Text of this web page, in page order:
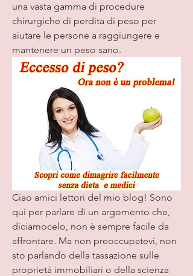
una vasta gamma di procedure
chirurgiche di perdita di peso per
aiutare le persone a raggiungere e
mantenere un peso sano.
Ciao amici lettori del mio blog! Sono
qui per parlare di un argomento che,
diciamocelo, non è sempre facile da
affrontare. Ma non preoccupatevi, non
sto parlando della tassazione sulle
proprietà immobiliari o della scienza